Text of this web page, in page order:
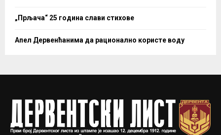
„Прљача“ 25 година слави стихове
Апел Дервенћанима да рационално користе воду